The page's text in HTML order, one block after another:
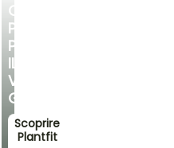
CONSIGLI
PERSONALIZZATI
PER
IL
VOSTRO
GIARDINO
Scoprire
Plantfit